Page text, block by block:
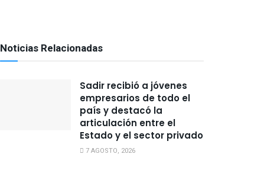
Noticias Relacionadas
Sadir recibió a jóvenes
empresarios de todo el
país y destacó la
articulación entre el
Estado y el sector privado
7 AGOSTO, 2026